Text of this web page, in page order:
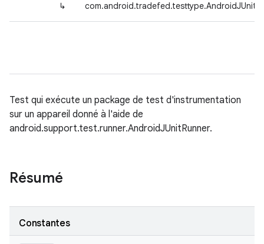
↳
Test qui exécute un package de test d'instrumentation
sur un appareil donné à l'aide de
android.support.test.runner.AndroidJUnitRunner.
Résumé
Constantes